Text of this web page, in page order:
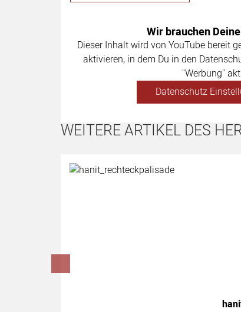
Wir brauchen
Dieser Inhalt wird von YouTube bereit
aktivieren, in dem Du in den
"Werbung"
Datenschutz
WEITERE ARTIKEL DES